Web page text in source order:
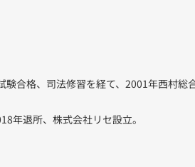
合格、司法修習を経て、2001年西村総
年退所、株式会社リセ設立。